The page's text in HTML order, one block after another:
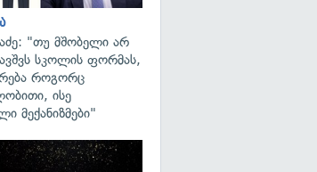
"თუ მშობელი არ
სკოლის ფორმას,
როგორც
ისე
მექანიზმები"